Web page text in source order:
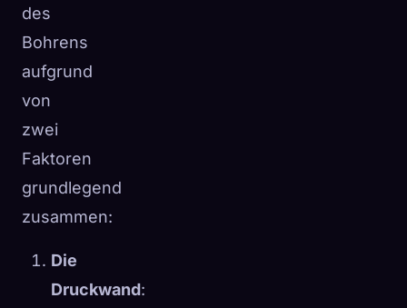
des
Bohrens
aufgrund
von
zwei
Faktoren
grundlegend
zusammen:
Die
Druckwand: